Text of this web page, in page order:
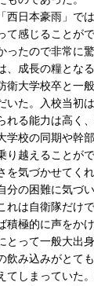
日本豪雨」で
て感じることが
ったので非常に
、成長の糧とな
大学校卒と一
いた。入校当初
れる能力は高く
校の同期や幹
り越えることが
を気づかせてく
分の困難に気づ
れは自衛隊だけ
積極的に声をか
って一般大出
飲み込みがとて
てしまっていた